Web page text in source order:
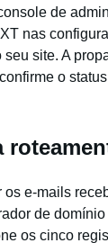
de
nas
site. A
o
e-mails
de
os cinco